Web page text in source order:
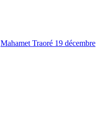
Mahamet Traoré 19 décembre